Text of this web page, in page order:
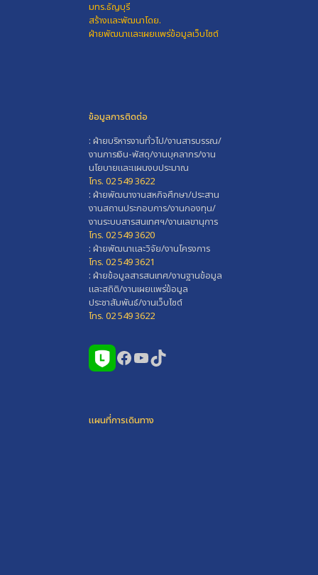
มทร.ธัญบุรี
สร้างและพัฒนาโดย.
ฝ่ายพัฒนาและเผยแพร่ข้อมูลเว็บไซต์
ข้อมูลการติดต่อ
: ฝ่ายบริหารงานทั่วไป/งานสารบรรณ/
งานการเงิน-พัสดุ/งานบุคลากร/งาน
นโยบายและแผนงบประมาณ
โทร. 02 549 3622
: ฝ่ายพัฒนางานสหกิจศึกษา/ประสาน
งานสถานประกอบการ/งานกองทุน/
งานระบบสารสนเทศฯ/งานเลขานุการ
โทร. 02 549 3620
: ฝ่ายพัฒนาและวิจัย/งานโครงการ
โทร. 02 549 3621
: ฝ่ายข้อมูลสารสนเทศ/งานฐานข้อมูล
และสถิติ/งานเผยแพร่ข้อมูล
ประชาสัมพันธ์/งานเว็บไซต์
โทร. 02 549 3622
Facebook
YouTube
TikTok
แผนที่การเดินทาง